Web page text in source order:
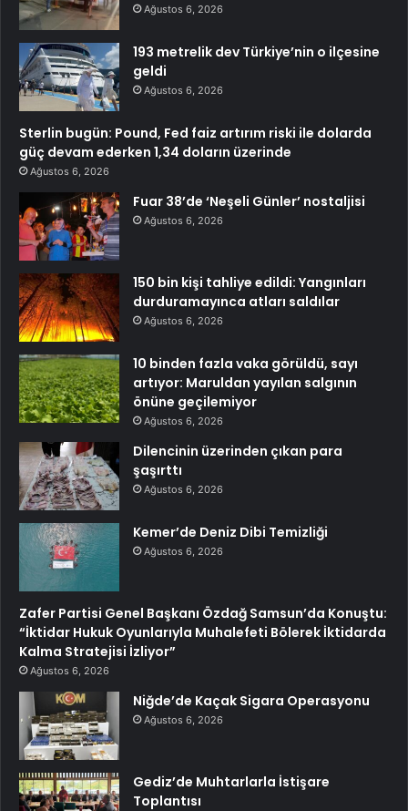
Ağustos 6, 2026
193 metrelik dev Türkiye’nin o ilçesine
geldi
Ağustos 6, 2026
Sterlin bugün: Pound, Fed faiz artırım riski ile dolarda
güç devam ederken 1,34 doların üzerinde
Ağustos 6, 2026
Fuar 38’de ‘Neşeli Günler’ nostaljisi
Ağustos 6, 2026
150 bin kişi tahliye edildi: Yangınları
durduramayınca atları saldılar
Ağustos 6, 2026
10 binden fazla vaka görüldü, sayı
artıyor: Maruldan yayılan salgının
önüne geçilemiyor
Ağustos 6, 2026
Dilencinin üzerinden çıkan para
şaşırttı
Ağustos 6, 2026
Kemer’de Deniz Dibi Temizliği
Ağustos 6, 2026
Zafer Partisi Genel Başkanı Özdağ Samsun’da Konuştu:
“İktidar Hukuk Oyunlarıyla Muhalefeti Bölerek İktidarda
Kalma Stratejisi İzliyor”
Ağustos 6, 2026
Niğde’de Kaçak Sigara Operasyonu
Ağustos 6, 2026
Gediz’de Muhtarlarla İstişare
Toplantısı